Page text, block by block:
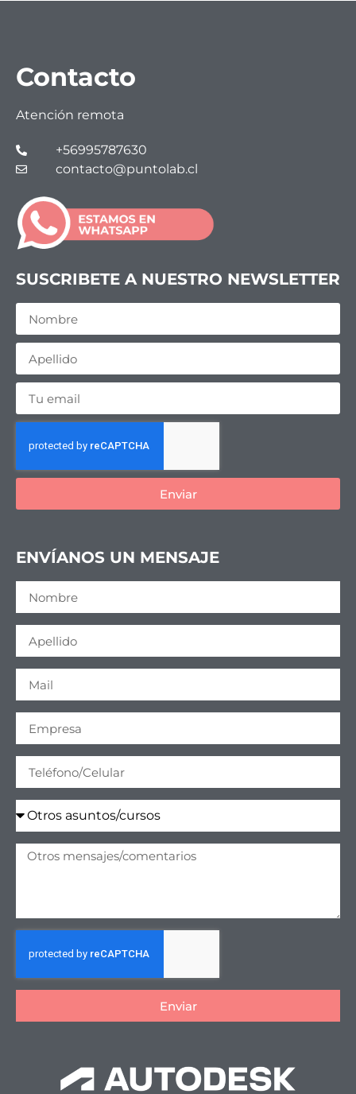
Contacto
Atención remota
+56995787630
contacto@puntolab.cl
SUSCRIBETE A NUESTRO NEWSLETTER
Enviar
ENVÍANOS UN MENSAJE
Enviar